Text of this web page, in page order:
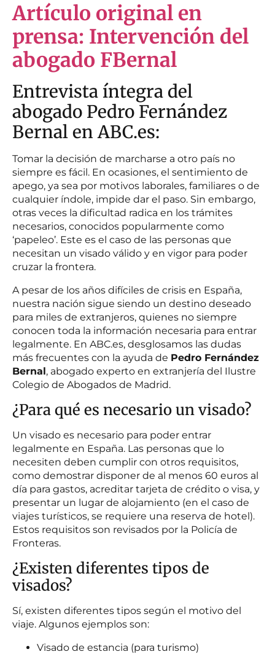
Artículo original en
prensa: Intervención del
abogado FBernal
Entrevista íntegra del
abogado Pedro Fernández
Bernal en ABC.es:
Tomar la decisión de marcharse a otro país no
siempre es fácil. En ocasiones, el sentimiento de
apego, ya sea por motivos laborales, familiares o de
cualquier índole, impide dar el paso. Sin embargo,
otras veces la dificultad radica en los trámites
necesarios, conocidos popularmente como
‘papeleo’. Este es el caso de las personas que
necesitan un visado válido y en vigor para poder
cruzar la frontera.
A pesar de los años difíciles de crisis en España,
nuestra nación sigue siendo un destino deseado
para miles de extranjeros, quienes no siempre
conocen toda la información necesaria para entrar
legalmente. En ABC.es, desglosamos las dudas
más frecuentes con la ayuda de Pedro Fernández
Bernal, abogado experto en extranjería del Ilustre
Colegio de Abogados de Madrid.
¿Para qué es necesario un visado?
Un visado es necesario para poder entrar
legalmente en España. Las personas que lo
necesiten deben cumplir con otros requisitos,
como demostrar disponer de al menos 60 euros al
día para gastos, acreditar tarjeta de crédito o visa, y
presentar un lugar de alojamiento (en el caso de
viajes turísticos, se requiere una reserva de hotel).
Estos requisitos son revisados por la Policía de
Fronteras.
¿Existen diferentes tipos de
visados?
Sí, existen diferentes tipos según el motivo del
viaje. Algunos ejemplos son:
Visado de estancia (para turismo)